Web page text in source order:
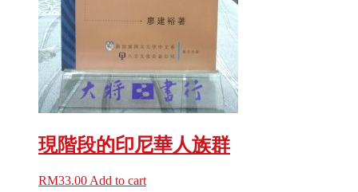
現階段的印尼華人族群
RM33.00 Add to cart